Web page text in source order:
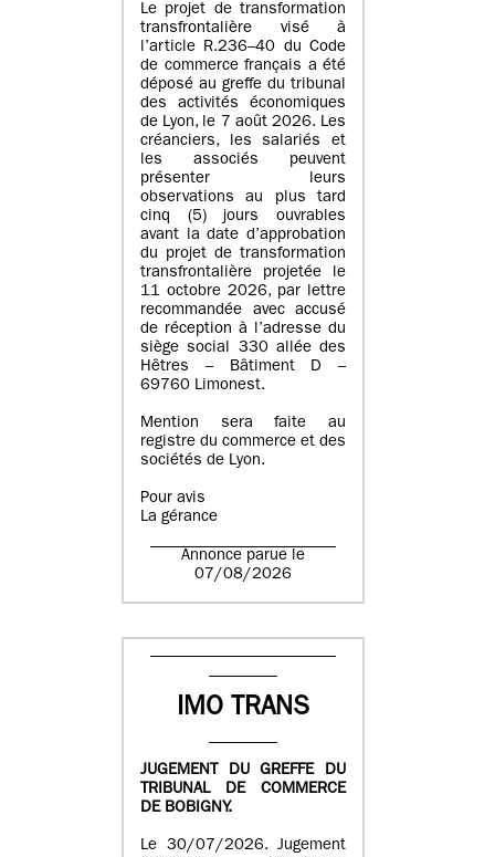
Le projet de transformation
transfrontalière visé à
l’article R.236–40 du Code
de commerce français a été
déposé au greffe du tribunal
des activités économiques
de Lyon, le 7 août 2026. Les
créanciers, les salariés et
les associés peuvent
présenter leurs
observations au plus tard
cinq (5) jours ouvrables
avant la date d’approbation
du projet de transformation
transfrontalière projetée le
11 octobre 2026, par lettre
recommandée avec accusé
de réception à l’adresse du
siège social 330 allée des
Hêtres – Bâtiment D –
69760 Limonest.
Mention sera faite au
registre du commerce et des
sociétés de Lyon.
Pour avis
La gérance
Annonce parue le
07/08/2026
IMO TRANS
JUGEMENT DU GREFFE DU
TRIBUNAL DE COMMERCE
DE BOBIGNY.
Le 30/07/2026. Jugement